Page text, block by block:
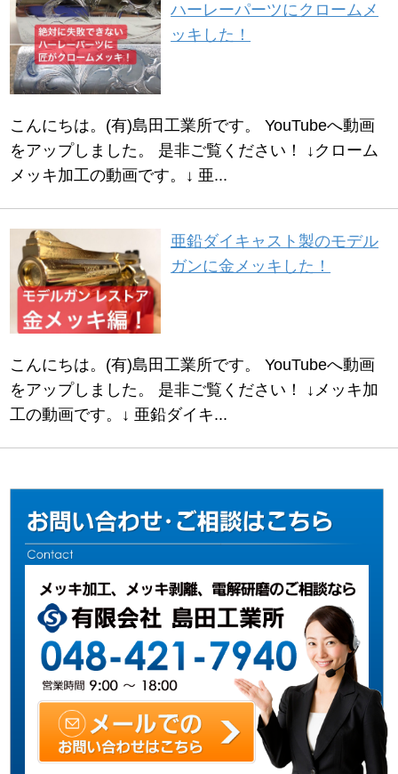
ハーレーパーツにクロームメ
ッキした！
こんにちは。(有)島田工業所です。 YouTubeへ動画
をアップしました。 是非ご覧ください！ ↓クローム
メッキ加工の動画です。↓ 亜...
亜鉛ダイキャスト製のモデル
ガンに金メッキした！
こんにちは。(有)島田工業所です。 YouTubeへ動画
をアップしました。 是非ご覧ください！ ↓メッキ加
工の動画です。↓ 亜鉛ダイキ...